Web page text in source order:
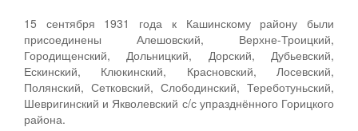
15 сентября 1931 года к Кашинскому району были
присоединены Алешовский, Верхне-Троицкий,
Городищенский, Дольницкий, Дорский, Дубьевский,
Ескинский, Клюкинский, Красновский, Лосевский,
Полянский, Сетковский, Слободинский, Тереботуньский,
Шевригинский и Якволевский с/с упразднённого Горицкого
района.